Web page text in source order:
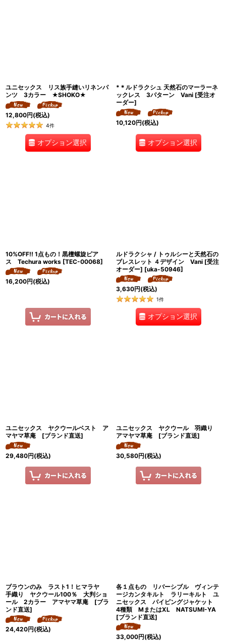
ユニセックス リス族手縫いリネンパ
ンツ 3カラー ★SHOKO★
12,800円(税込)
4件
オプション選択
*＊ルドラクシュ 天然石のマーラーネ
ックレス 3パターン Vani [受注オ
ーダー]
10,120円(税込)
オプション選択
10%OFF!! 1点もの！黒檀螺旋ピア
ス Techura works [TEC-00068]
16,200円(税込)
ルドラクシャ / トゥルシーと天然石の
ブレスレット ４デザイン Vani [受注
オーダー] [uka-50946]
3,630円(税込)
1件
オプション選択
ユニセックス ヤクウールベスト ア
マヤマ草庵 [ブランド直送]
29,480円(税込)
ユニセックス ヤクウール 羽織り
アマヤマ草庵 [ブランド直送]
30,580円(税込)
ブラウンのみ ラスト1！ヒマラヤ
手織り ヤクウール100％ 大判ショ
ール 2カラー アマヤマ草庵 [ブラ
ンド直送]
24,420円(税込)
各１点もの リバーシブル ヴィンテ
ージカンタキルト ラリーキルト ユ
ニセックス パイピングジャケット
4種類 MまたはXL NATSUMI-YA
[ブランド直送]
33,000円(税込)